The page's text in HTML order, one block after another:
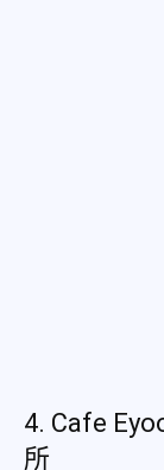
4. Cafe
所